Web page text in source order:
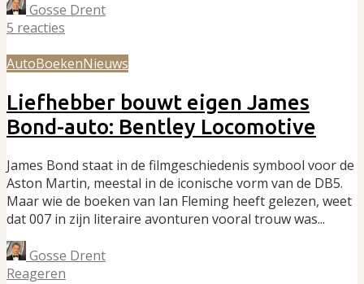
Gosse Drent
5 reacties
AutoBoekenNieuws
Liefhebber bouwt eigen James
Bond-auto: Bentley Locomotive
James Bond staat in de filmgeschiedenis symbool voor de
Aston Martin, meestal in de iconische vorm van de DB5.
Maar wie de boeken van Ian Fleming heeft gelezen, weet
dat 007 in zijn literaire avonturen vooral trouw was...
Gosse Drent
Reageren